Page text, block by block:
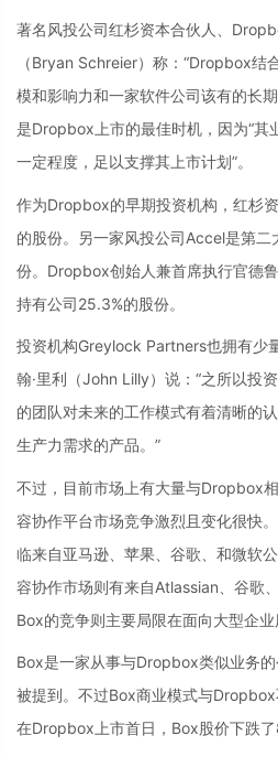
著名风投公司红杉资本合伙人、
（Bryan Schreier）称：“Dropbox结
模和影响力和一家软件公司该有的长
是Dropbox上市的最佳时机，因为“其
一定程度，足以支撑其上市计划”。
作为Dropbox的早期投资机构，红杉
的股份。另一家风投公司Accel是第二
份。Dropbox创始人兼首席执行官德
持有公司25.3%的股份。
投资机构Greylock Partners也拥有少
翰·里利（John Lilly）说：“之所以投
的团队对未来的工作模式有着清晰的
生产力需求的产品。”
不过，目前市场上有大量与Dropbox
容协作平台市场竞争激烈且变化很快
临来自亚马逊、苹果、谷歌、和微软
容协作市场则有来自Atlassian、谷歌
Box的竞争则主要局限在面向大型企
Box是一家从事与Dropbox类似业务
被提到。不过Box商业模式与Dropbox
在Dropbox上市首日，Box股价下跌了